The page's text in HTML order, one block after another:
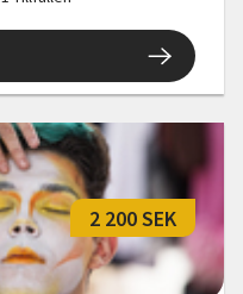
2 200 SEK